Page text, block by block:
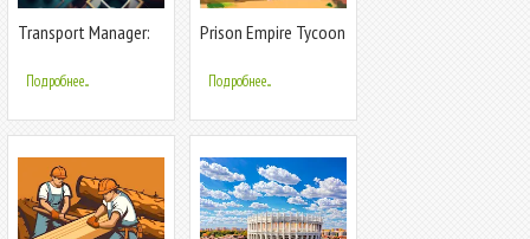
Transport Manager:
Подробнее...
Prison Empire Tycoon
Подробнее...